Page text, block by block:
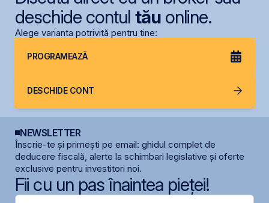
deschide contul tăuonline.
Alege varianta potrivită pentru tine:
PROGRAMEAZĂ
DESCHIDE CONT
NEWSLETTER
Înscrie-te și primești pe email: ghidul complet de
deducere fiscală, alerte la schimbari legislative și oferte
exclusive pentru investitori noi.
Fii cu un pas înaintea pieței!